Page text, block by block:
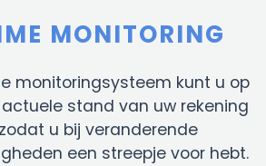
MONITORING
monitoringsysteem kunt u op
stand van uw rekening
u bij veranderende
een streepje voor hebt.